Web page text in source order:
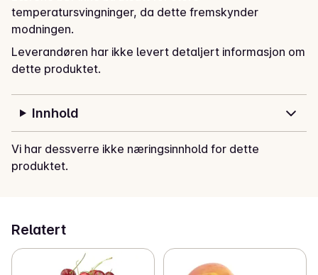
temperatursvingninger, da dette fremskynder
modningen.
Leverandøren har ikke levert detaljert informasjon om
dette produktet.
Innhold
Vi har dessverre ikke næringsinnhold for dette
produktet.
Relatert